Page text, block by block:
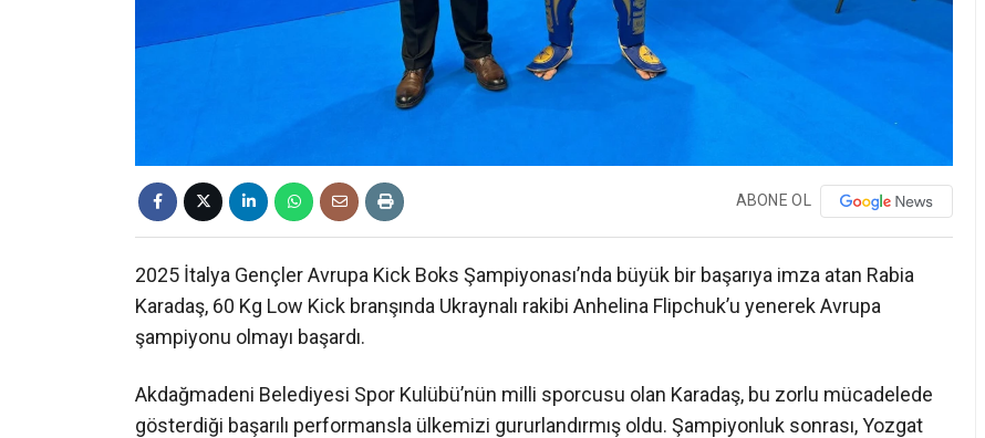
ABONE OL
2025 İtalya Gençler Avrupa Kick Boks Şampiyonası’nda büyük bir başarıya imza atan Rabia
Karadaş, 60 Kg Low Kick branşında Ukraynalı rakibi Anhelina Flipchuk’u yenerek Avrupa
şampiyonu olmayı başardı.
Akdağmadeni Belediyesi Spor Kulübü’nün milli sporcusu olan Karadaş, bu zorlu mücadelede
gösterdiği başarılı performansla ülkemizi gururlandırmış oldu. Şampiyonluk sonrası, Yozgat